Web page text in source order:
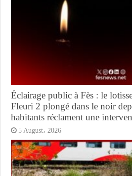
Éclairage public à Fès : le
Fleuri 2 plongé dans le noir
habitants réclament une
5 August، 2026